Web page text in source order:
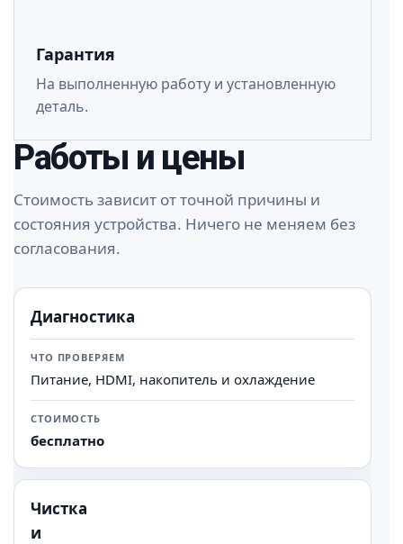
Гарантия
На выполненную работу и установленную
деталь.
Работы и цены
Стоимость зависит от точной причины и
состояния устройства. Ничего не меняем без
согласования.
Диагностика
Питание, HDMI, накопитель и охлаждение
бесплатно
Чистка
и